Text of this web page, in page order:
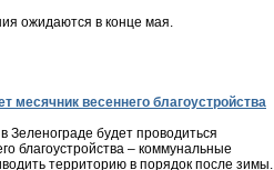
ожидаются в конце мая.
месячник весеннего благоустройства
Зеленограде будет проводиться
благоустройства – коммунальные
территорию в порядок после зимы.